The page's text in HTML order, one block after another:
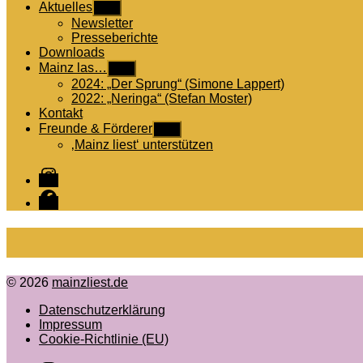
Aktuelles
anzeigen
Newsletter
Presseberichte
Downloads
Mainz las…
anzeigen
2024: „Der Sprung“ (Simone Lappert)
2022: „Neringa“ (Stefan Moster)
Kontakt
Freunde & Förderer
anzeigen
‚Mainz liest‘ unterstützen
Instagram
Facebook
© 2026 mainzliest.de
Datenschutzerklärung
Impressum
Cookie-Richtlinie (EU)